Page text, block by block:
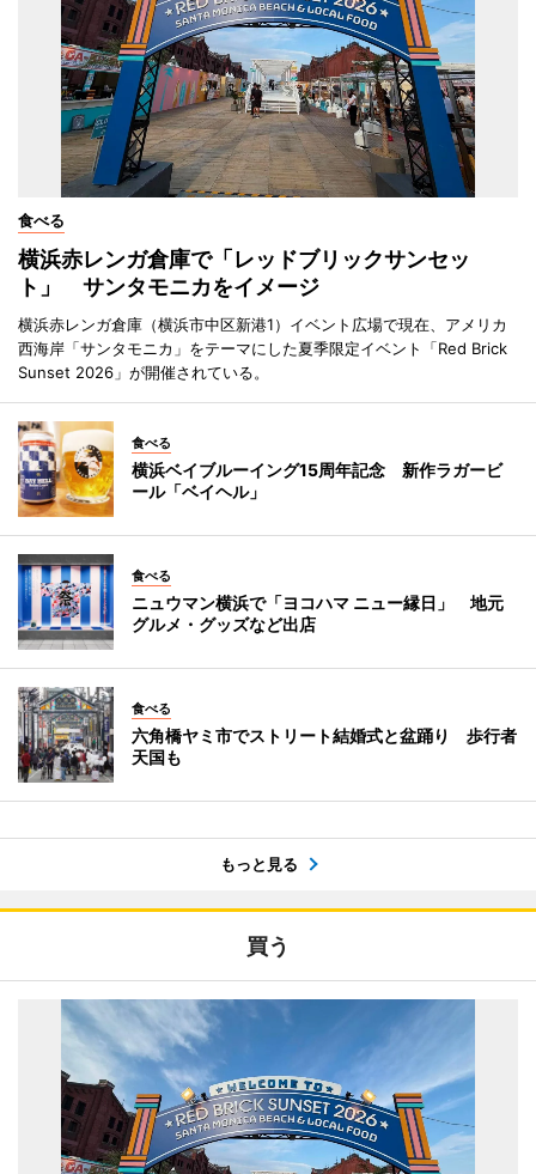
食べる
横浜赤レンガ倉庫で「レッドブリックサンセッ
ト」 サンタモニカをイメージ
横浜赤レンガ倉庫（横浜市中区新港1）イベント広場で現在、アメリカ
西海岸「サンタモニカ」をテーマにした夏季限定イベント「Red Brick
Sunset 2026」が開催されている。
食べる
横浜ベイブルーイング15周年記念 新作ラガービ
ール「ベイヘル」
食べる
ニュウマン横浜で「ヨコハマ ニュー縁日」 地元
グルメ・グッズなど出店
食べる
六角橋ヤミ市でストリート結婚式と盆踊り 歩行者
天国も
もっと見る
買う